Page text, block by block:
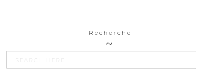
Recherche
Search SEARCH